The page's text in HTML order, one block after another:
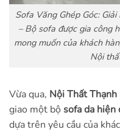
Sofa Văng Ghép Góc:
– Bộ sofa được gia công
mong muốn của khách
Nội
Vừa qua, Nội Thất Thạnh
giao một bộ sofa da hiện
dựa trên yêu cầu của